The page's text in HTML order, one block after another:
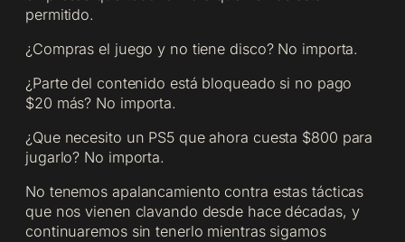
permitido.
¿Compras el juego y no tiene disco? No importa.
¿Parte del contenido está bloqueado si no pago
$20 más? No importa.
¿Que necesito un PS5 que ahora cuesta $800 para
jugarlo? No importa.
No tenemos apalancamiento contra estas tácticas
que nos vienen clavando desde hace décadas, y
continuaremos sin tenerlo mientras sigamos